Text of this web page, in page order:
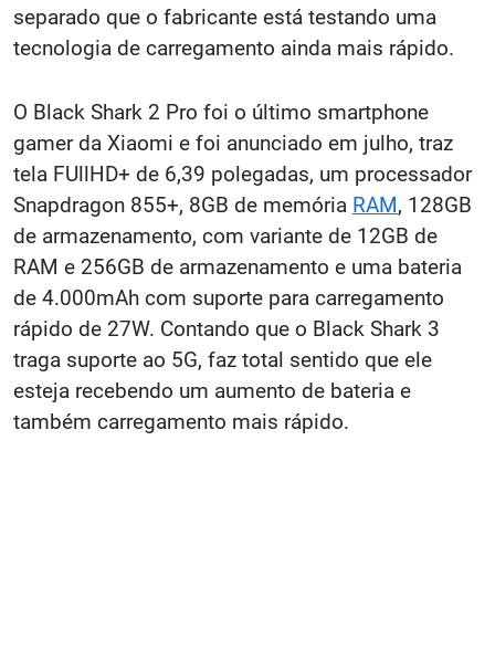
separado que o fabricante está testando uma
tecnologia de carregamento ainda mais rápido.
O Black Shark 2 Pro foi o último smartphone
gamer da Xiaomi e foi anunciado em julho, traz
tela FUllHD+ de 6,39 polegadas, um processador
Snapdragon 855+, 8GB de memória RAM, 128GB
de armazenamento, com variante de 12GB de
RAM e 256GB de armazenamento e uma bateria
de 4.000mAh com suporte para carregamento
rápido de 27W. Contando que o Black Shark 3
traga suporte ao 5G, faz total sentido que ele
esteja recebendo um aumento de bateria e
também carregamento mais rápido.